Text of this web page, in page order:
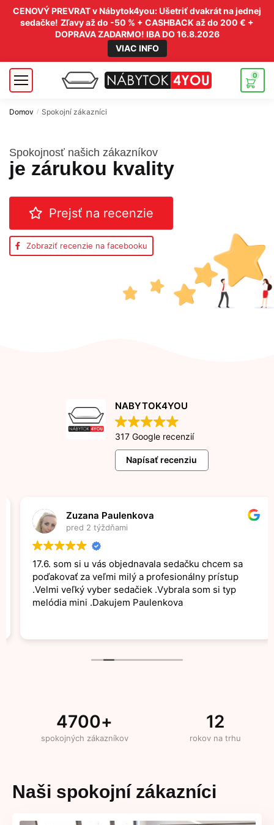
CENOVÝ PREVRAT v Nábytok4you: Ušetriť dvakrát na jednej
sedačke! Zľavy až do -50 % + CASHBACK až do 200 € +
DOPRAVA ZADARMO! IBA DO 16.8.2026
VIAC INFO
0
Domov / Spokojní zákazníci
Spokojnosť našich zákazníkov
je zárukou kvality
Prejsť na recenzie
Zobraziť recenzie na facebooku
NABYTOK4YOU
317 Google recenzií
Napísať recenziu
Zuzana Paulenkova
pred 2 týždňami
17.6. som si u vás objednavala sedačku chcem sa
poďakovať za veľmi milý a profesionálny prístup
.Velmi veľký vyber sedačiek .Vybrala som si typ
melódia mini .Dakujem Paulenkova
4700+
spokojných zákazníkov
12
rokov na trhu
Naši spokojní zákazníci